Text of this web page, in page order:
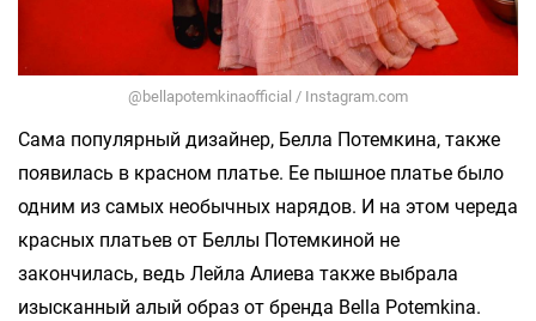
@bellapotemkinaofficial / Instagram.com
Сама популярный дизайнер, Белла Потемкина, также
появилась в красном платье. Ее пышное платье было
одним из самых необычных нарядов. И на этом череда
красных платьев от Беллы Потемкиной не
закончилась, ведь Лейла Алиева также выбрала
изысканный алый образ от бренда Bella Potemkina.